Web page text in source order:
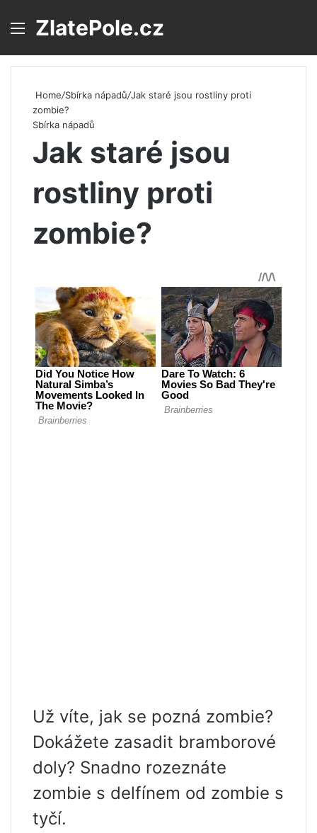
Menu
ZlatePole.cz
Home/Sbírka nápadů/Jak staré jsou rostliny proti
zombie?
Sbírka nápadů
Jak staré jsou
rostliny proti
zombie?
Už víte, jak se pozná zombie?
Dokážete zasadit bramborové
doly? Snadno rozeznáte
zombie s delfínem od zombie s
tyčí.